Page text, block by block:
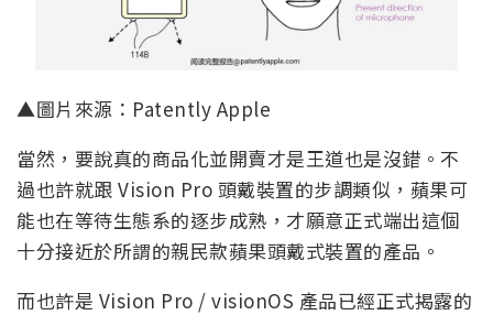
▲圖片來源：Patently Apple
當然，要說真的商品化並開賣才是王道也是沒錯。不
過也許就跟 Vision Pro 頭戴裝置的步調類似，蘋果可
能也在等待生態系的逐步成熟，才願意正式端出這個
十分接近於所謂的親民款蘋果頭戴式裝置的產品。
而也許是 Vision Pro / visionOS 產品已經正式揭露的